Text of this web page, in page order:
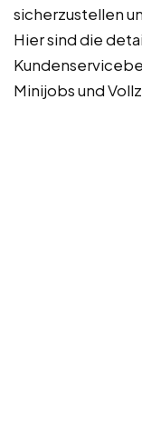
sicherzustellen
Hier sind die
Minijobs und